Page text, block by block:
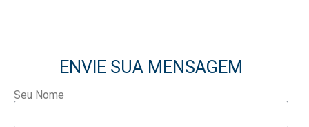
ENVIE SUA MENSAGEM
Seu Nome